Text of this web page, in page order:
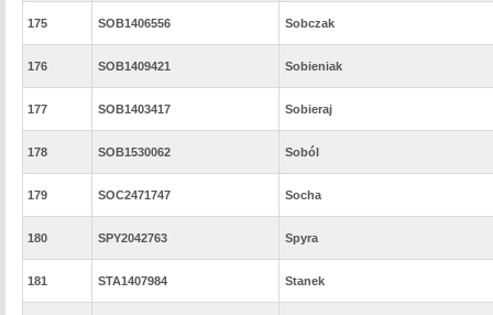
175 SOB1406556 Sobczak
176 SOB1409421 Sobieniak
177 SOB1403417 Sobieraj
178 SOB1530062 Soból
179 SOC2471747 Socha
180 SPY2042763 Spyra
181 STA1407984 Stanek